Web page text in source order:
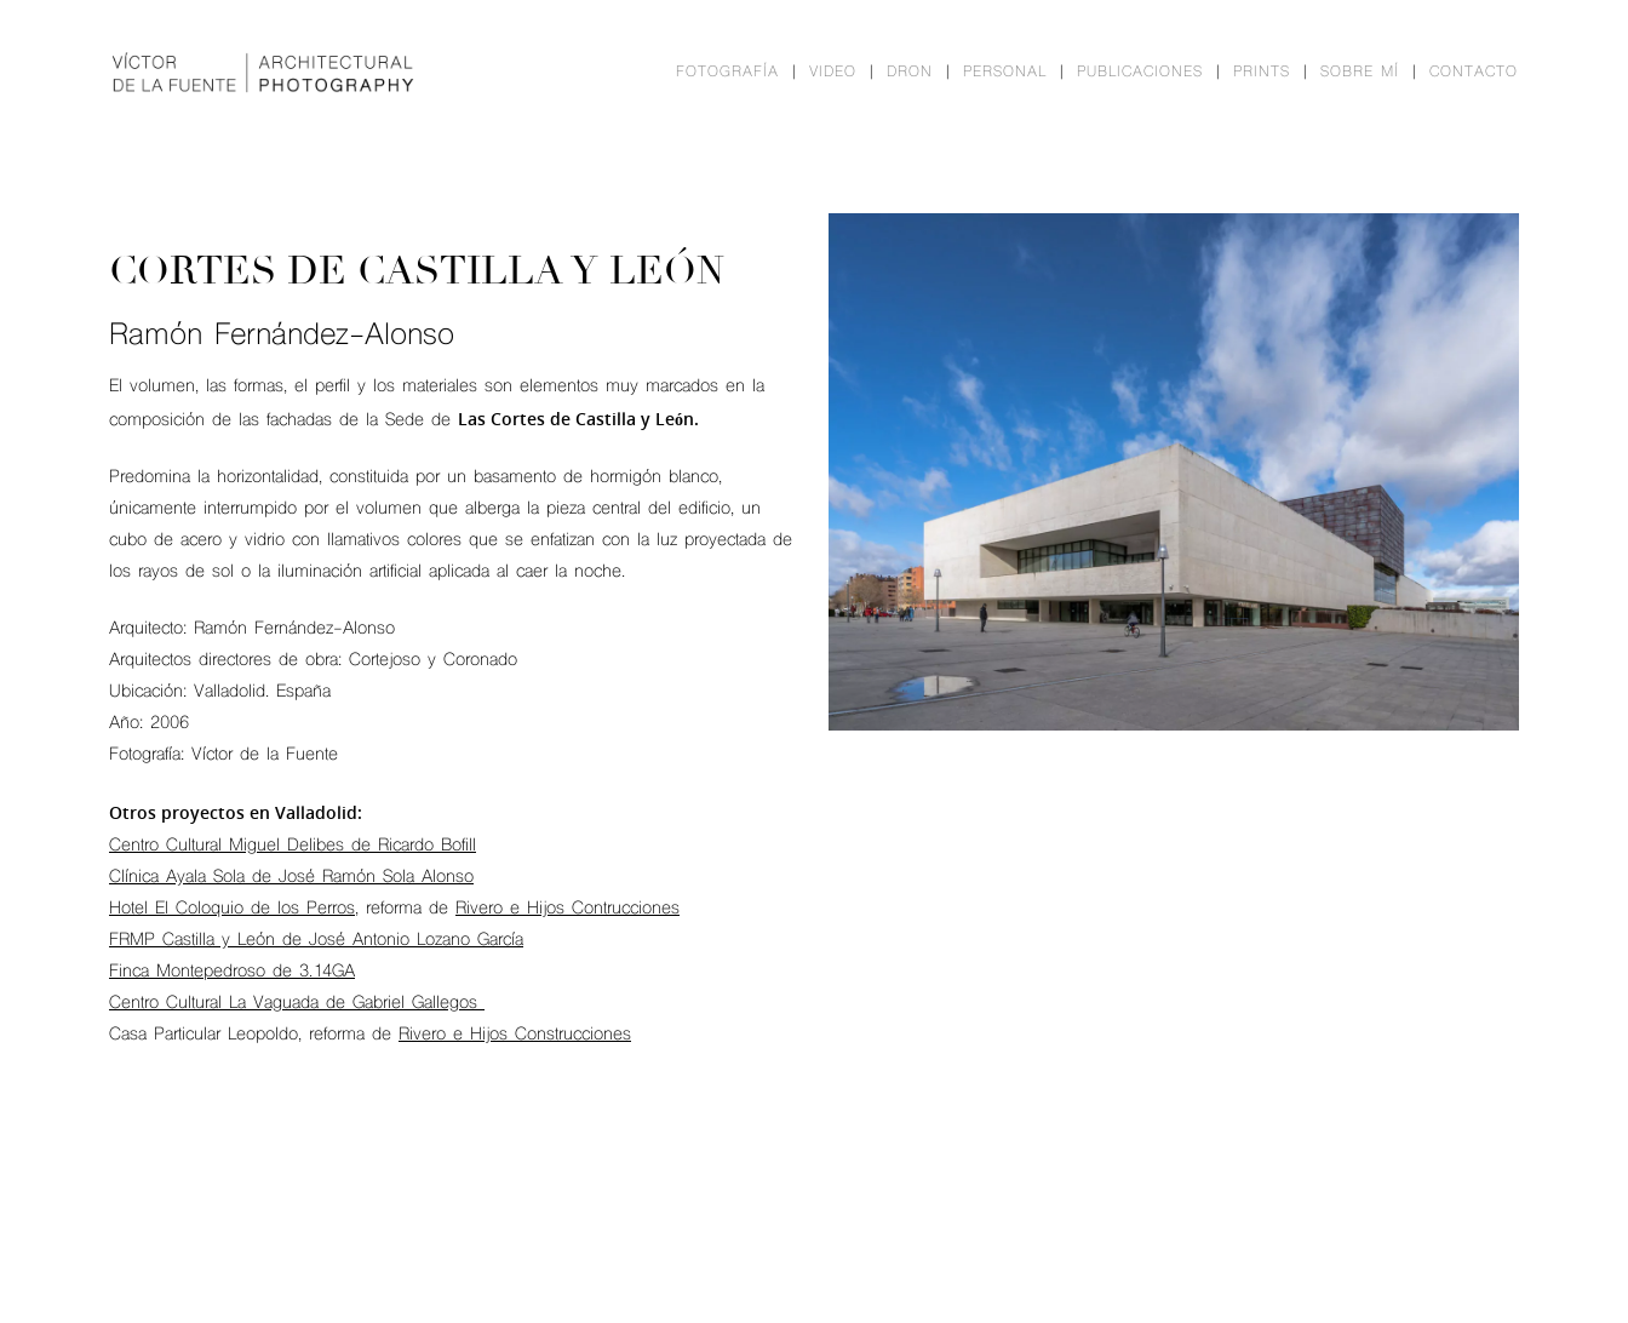
Hit enter to search or ESC to close
FOTOGRAFÍA VIDEO DRON PERSONAL PUBLICACIONES PRINTS SOBRE MÍ CONTACTO
CORTES DE CASTILLA Y LEÓN
Ramón Fernández-Alonso
El volumen, las formas, el perfil y los materiales son elementos muy marcados en la
composición de las fachadas de la Sede de Las Cortes de Castilla y León.
Predomina la horizontalidad, constituida por un basamento de hormigón blanco,
únicamente interrumpido por el volumen que alberga la pieza central del edificio, un
cubo de acero y vidrio con llamativos colores que se enfatizan con la luz proyectada de
los rayos de sol o la iluminación artificial aplicada al caer la noche.
Arquitecto: Ramón Fernández-Alonso
Arquitectos directores de obra: Cortejoso y Coronado
Ubicación: Valladolid. España
Año: 2006
Fotografía: Víctor de la Fuente
Otros proyectos en Valladolid:
Centro Cultural Miguel Delibes de Ricardo Bofill
Clínica Ayala Sola de José Ramón Sola Alonso
Hotel El Coloquio de los Perros, reforma de Rivero e Hijos Contrucciones
FRMP Castilla y León de José Antonio Lozano García
Finca Montepedroso de 3.14GA
Centro Cultural La Vaguada de Gabriel Gallegos
Casa Particular Leopoldo, reforma de Rivero e Hijos Construcciones